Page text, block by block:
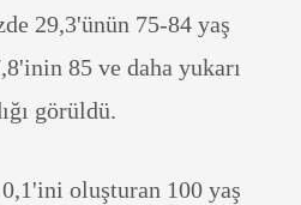
29,3'ünün 75-84 yaş
85 ve daha yukarı
görüldü.
oluşturan 100 yaş